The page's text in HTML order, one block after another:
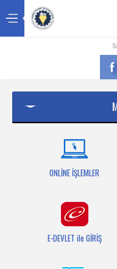
Üyelik
Bilgi Bankası
ONLİNE İŞLEMLER
E-DEVLET ile GİRİŞ